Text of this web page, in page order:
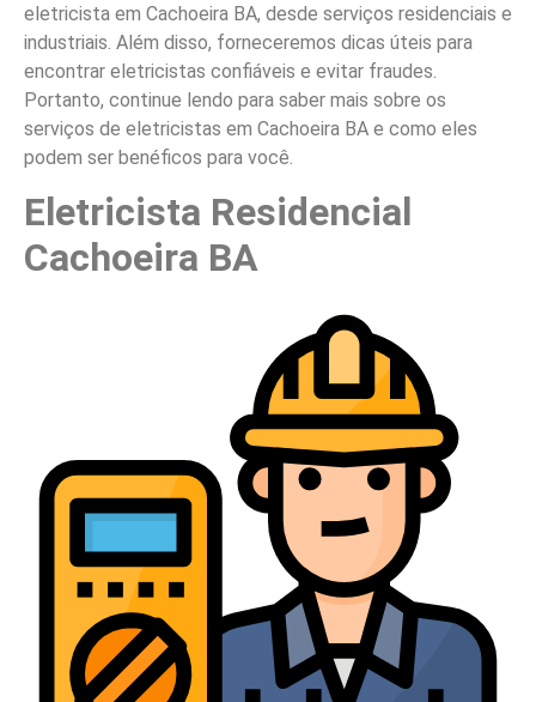
eletricista em Cachoeira BA, desde serviços residenciais e
industriais. Além disso, forneceremos dicas úteis para
encontrar eletricistas confiáveis e evitar fraudes.
Portanto, continue lendo para saber mais sobre os
serviços de eletricistas em Cachoeira BA e como eles
podem ser benéficos para você.
Eletricista Residencial
Cachoeira BA